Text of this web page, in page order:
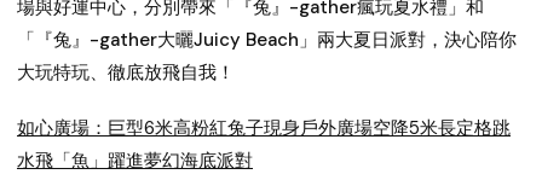
場與好運中心，分別帶來「『兔』-gather瘋玩夏水禮」和
「『兔』-gather大曬Juicy Beach」兩大夏日派對，決心陪你
大玩特玩、徹底放飛自我！
如心廣場：巨型6米高粉紅兔子現身戶外廣場空降5米長定格跳
水飛「魚」躍進夢幻海底派對